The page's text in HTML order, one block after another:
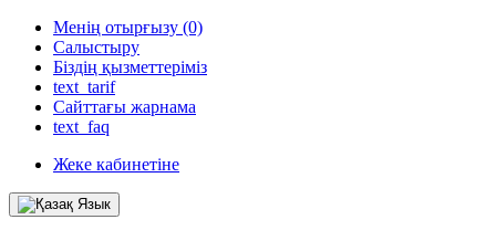
Менің отырғызу (0)
Салыстыру
Біздің қызметтеріміз
text_tarif
Сайттағы жарнама
text_faq
Жеке кабинетіне
Язык